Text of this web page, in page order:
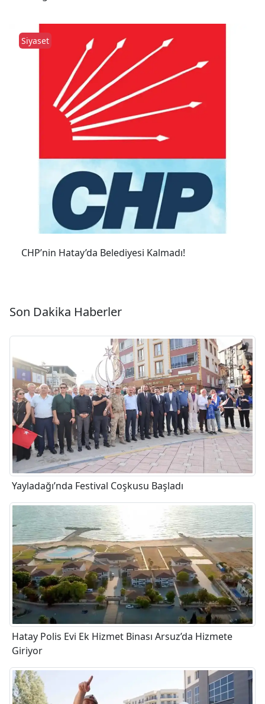
CHP’nin Hatay’da Belediyesi Kalmadı!
Siyaset
Son Dakika Haberler
Yayladağı’nda Festival Coşkusu Başladı
Hatay Polis Evi Ek Hizmet Binası Arsuz’da Hizmete
Giriyor